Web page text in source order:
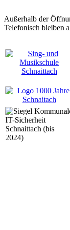
Außerhalb der
Telefonisch bleiben